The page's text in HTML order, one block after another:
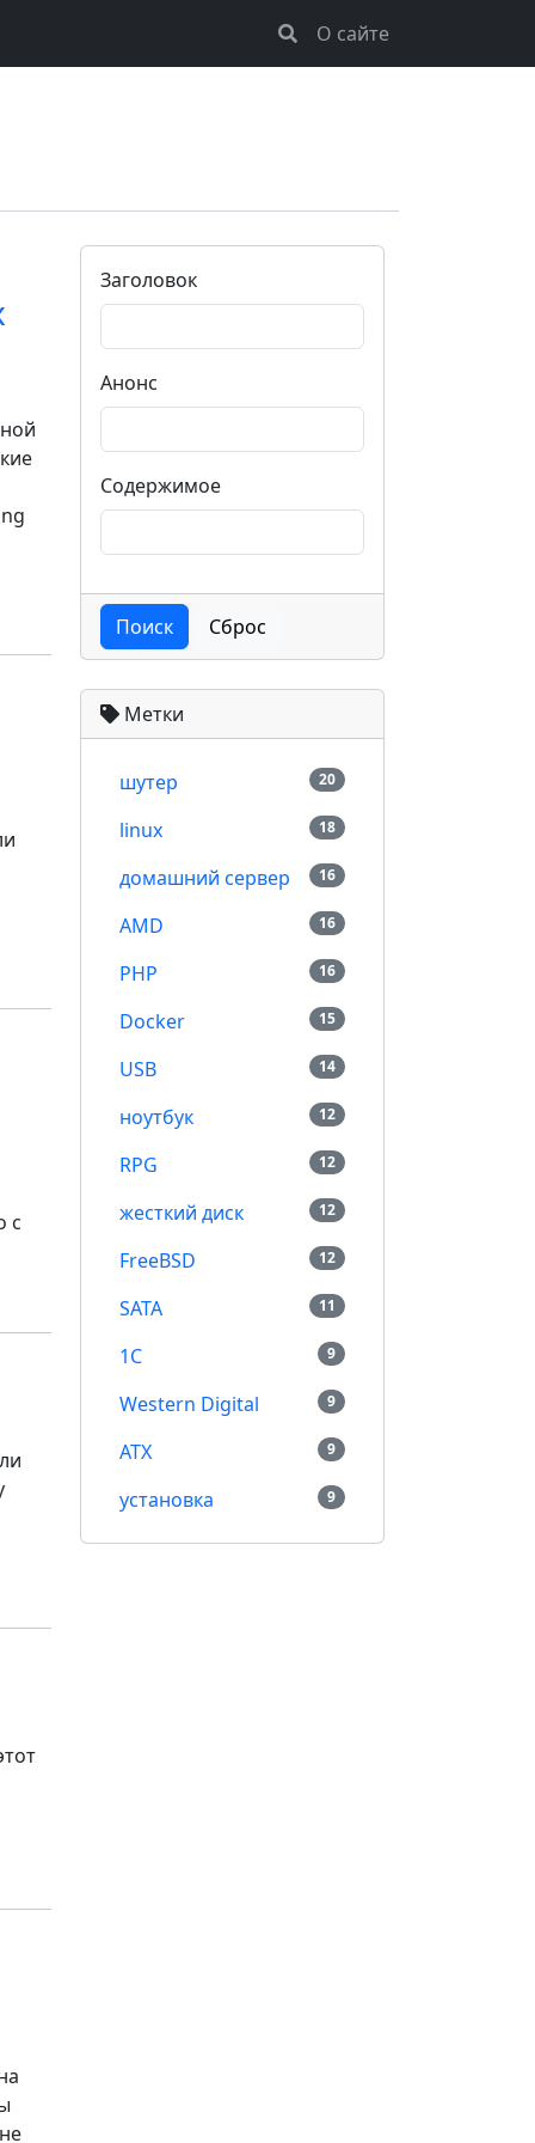
О сайте
с
Заголовок
Анонс
Содержимое
Поиск Сброс
Метки
шутер 20
linux 18
домашний сервер 16
AMD 16
PHP 16
Docker 15
USB 14
ноутбук 12
RPG 12
жесткий диск 12
FreeBSD 12
SATA 11
1С 9
Western Digital 9
ATX 9
установка 9